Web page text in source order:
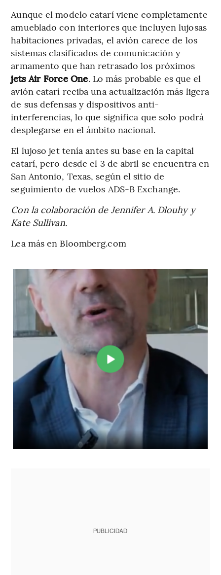
Aunque el modelo catarí viene completamente
amueblado con interiores que incluyen lujosas
habitaciones privadas, el avión carece de los
sistemas clasificados de comunicación y
armamento que han retrasado los próximos
jets Air Force One. Lo más probable es que el
avión catarí reciba una actualización más ligera
de sus defensas y dispositivos anti-
interferencias, lo que significa que solo podrá
desplegarse en el ámbito nacional.
El lujoso jet tenía antes su base en la capital
catarí, pero desde el 3 de abril se encuentra en
San Antonio, Texas, según el sitio de
seguimiento de vuelos ADS-B Exchange.
Con la colaboración de Jennifer A. Dlouhy y
Kate Sullivan.
Lea más en Bloomberg.com
PUBLICIDAD